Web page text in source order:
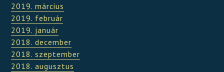
2019. március
2019. február
2019. január
2018. december
2018. szeptember
2018. augusztus